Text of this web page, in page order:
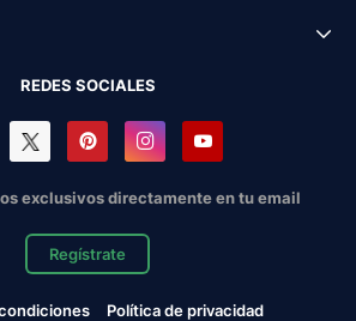
REDES SOCIALES
exclusivos directamente en tu email
Regístrate
Política de privacidad